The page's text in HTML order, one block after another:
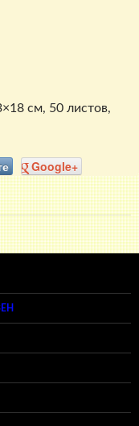
см, 50 листов,
Google+